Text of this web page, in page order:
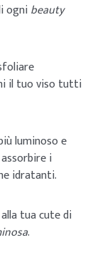
ognibeauty
il tuo viso tutti
luminoso e
i
idratanti.
tua cute di
.